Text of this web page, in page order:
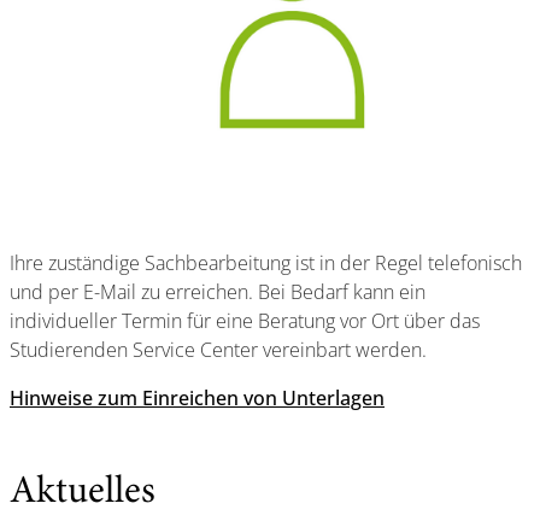
Ihre zuständige Sachbearbeitung ist in der Regel telefonisch
und per E-Mail zu erreichen. Bei Bedarf kann ein
individueller Termin für eine Beratung vor Ort über das
Studierenden Service Center vereinbart werden.
Hinweise zum Einreichen von Unterlagen
Aktuelles